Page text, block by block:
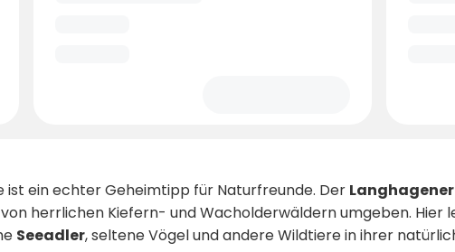
ist ein echter Geheimtipp für Naturfreunde. Der
herrlichen Kiefern- und Wacholderwäldern umgeben. Hier
Seeadler, seltene Vögel und andere Wildtiere in ihrer